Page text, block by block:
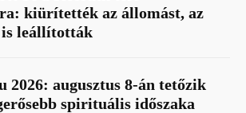
kiürítették az állomást, az
leállították
2026: augusztus 8-án tetőzik
spirituális időszaka